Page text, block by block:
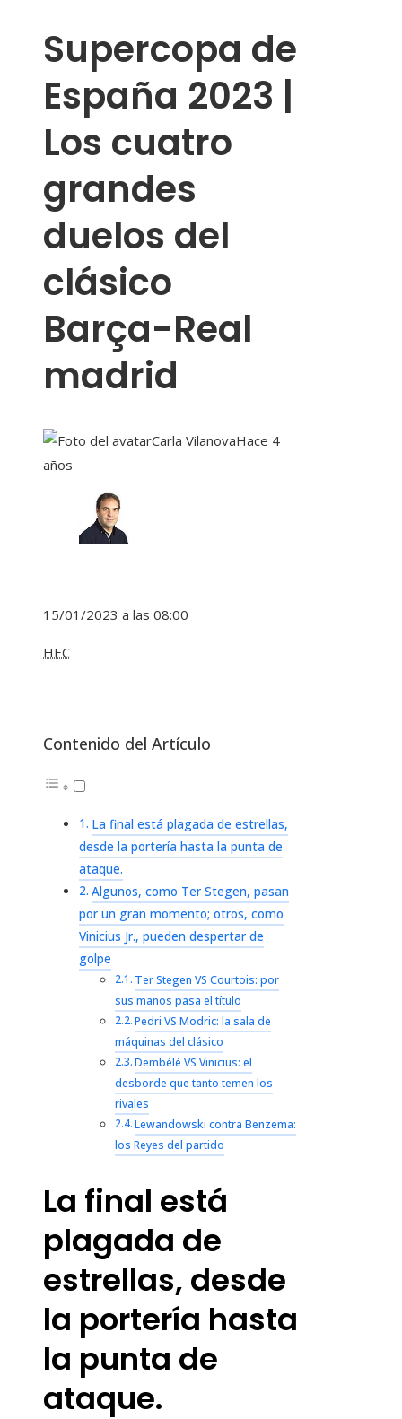
Supercopa de
España 2023 |
Los cuatro
grandes
duelos del
clásico
Barça-Real
madrid
Carla VilanovaHace 4
años
15/01/2023 a las 08:00
HEC
Contenido del Artículo
La final está plagada de estrellas,
desde la portería hasta la punta de
ataque.
Algunos, como Ter Stegen, pasan
por un gran momento; otros, como
Vinicius Jr., pueden despertar de
golpe
Ter Stegen VS Courtois: por
sus manos pasa el título
Pedri VS Modric: la sala de
máquinas del clásico
Dembélé VS Vinicius: el
desborde que tanto temen los
rivales
Lewandowski contra Benzema:
los Reyes del partido
La final está
plagada de
estrellas, desde
la portería hasta
la punta de
ataque.